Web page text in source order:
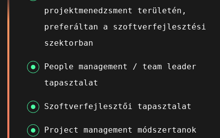
projektmenedzsment területén,
preferáltan a szoftverfejlesztési
szektorban
People management / team leader
tapasztalat
Szoftverfejlesztői tapasztalat
Project management módszertanok